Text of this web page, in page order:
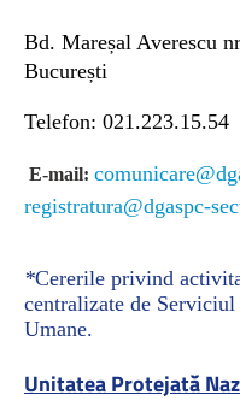
Bd. Mareșal Averescu
București
Telefon: 021.223.15.54
E-mail:
registratura@dgaspc-
*Cererile privind
centralizate de
Umane.
Unitatea Protejată